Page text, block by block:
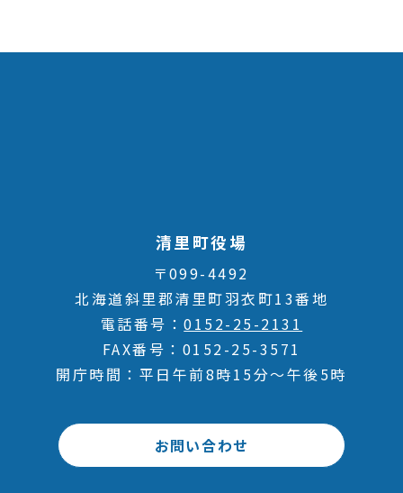
清里町役場
〒099-4492
北海道斜里郡清里町羽衣町13番地
電話番号
0152-25-2131
FAX番号
0152-25-3571
開庁時間
平日午前8時15分～午後5時
お問い合わせ